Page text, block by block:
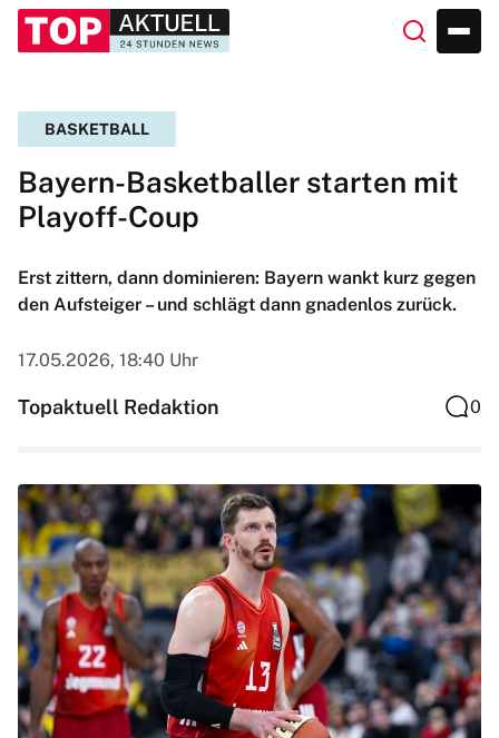
BASKETBALL
Bayern-Basketballer starten mit
Playoff-Coup
Erst zittern, dann dominieren: Bayern wankt kurz gegen
den Aufsteiger – und schlägt dann gnadenlos zurück.
17.05.2026, 18:40 Uhr
Topaktuell Redaktion 0